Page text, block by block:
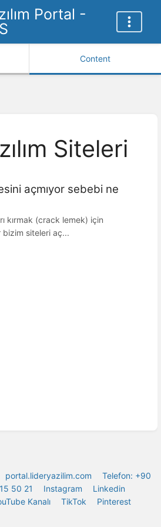
Portal -
Content
Siteleri
açmıyor sebebi ne
kırmak (crack lemek) için
bizim siteleri aç...
portal.lideryazilim.com
Telefon: +90
50 21
Instagram
Linkedin
Kanalı TikTok Pinterest